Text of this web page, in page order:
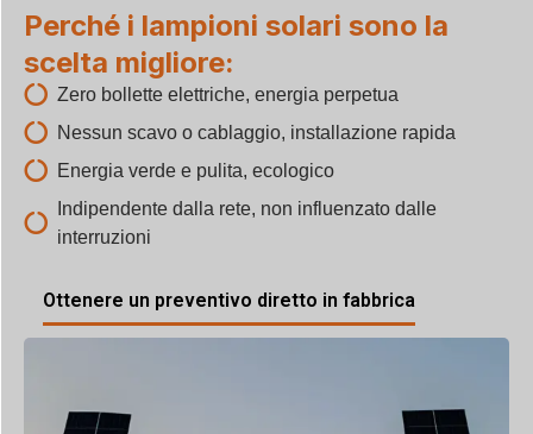
Perché i lampioni solari sono la
scelta migliore:
Zero bollette elettriche, energia perpetua
Nessun scavo o cablaggio, installazione rapida
Energia verde e pulita, ecologico
Indipendente dalla rete, non influenzato dalle
interruzioni
Ottenere un preventivo diretto in fabbrica